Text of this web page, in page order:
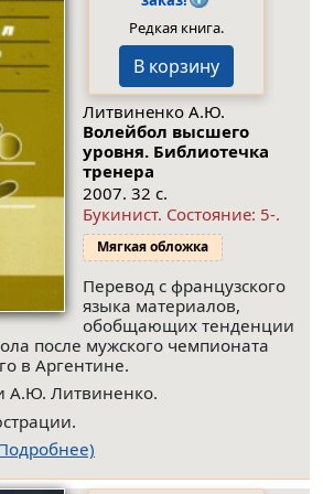
Редкая книга.
В корзину
Литвиненко А.Ю.
Волейбол высшего
уровня. Библиотечка
тренера
2007. 32 с.
Букинист. Состояние: 5-.
Мягкая обложка
Перевод с французского
языка материалов,
обобщающих тенденции
после мужского чемпионата
в Аргентине.
А.Ю. Литвиненко.